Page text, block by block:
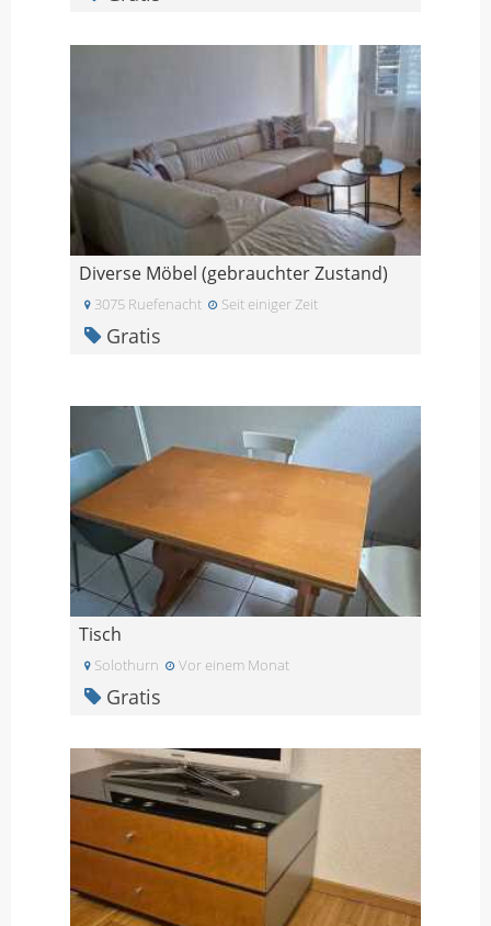
Diverse Möbel (gebrauchter Zustand)
3075 Ruefenacht Seit einiger Zeit
Gratis
Tisch
Solothurn Vor einem Monat
Gratis